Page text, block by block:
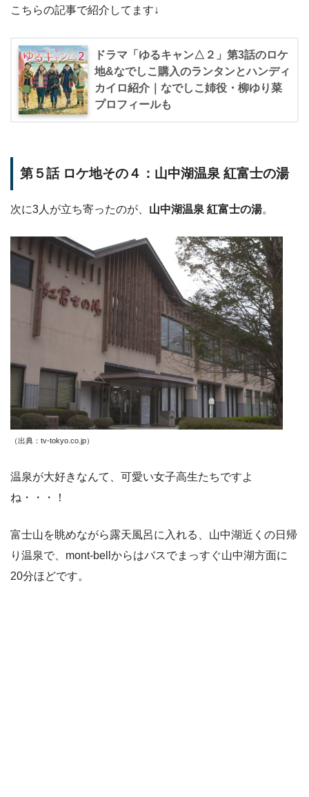
こちらの記事で紹介してます↓
ドラマ「ゆるキャン△２」第3話のロケ
地&なでしこ購入のランタンとハンディ
カイロ紹介｜なでしこ姉役・柳ゆり菜
プロフィールも
第５話 ロケ地その４：山中湖温泉 紅富士の湯
次に3人が立ち寄ったのが、 山中湖温泉 紅富士の湯。
（出典：tv-tokyo.co.jp）
温泉が大好きなんて、可愛い女子高生たちですよ
ね・・・！
富士山を眺めながら露天風呂に入れる、山中湖近くの日帰
り温泉で、mont-bellからはバスでまっすぐ山中湖方面に
20分ほどです。